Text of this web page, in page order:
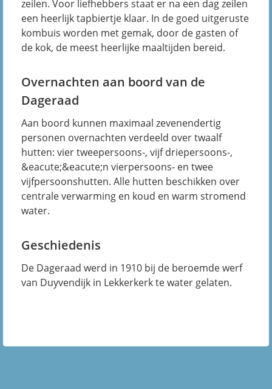
zeilen. Voor liefhebbers staat er na een dag zeilen
een heerlijk tapbiertje klaar. In de goed uitgeruste
kombuis worden met gemak, door de gasten of
de kok, de meest heerlijke maaltijden bereid.
Overnachten aan boord van de
Dageraad
Aan boord kunnen maximaal zevenendertig
personen overnachten verdeeld over twaalf
hutten: vier tweepersoons-, vijf driepersoons-,
&eacute;&eacute;n vierpersoons- en twee
vijfpersoonshutten. Alle hutten beschikken over
centrale verwarming en koud en warm stromend
water.
Geschiedenis
De Dageraad werd in 1910 bij de beroemde werf
van Duyvendijk in Lekkerkerk te water gelaten.